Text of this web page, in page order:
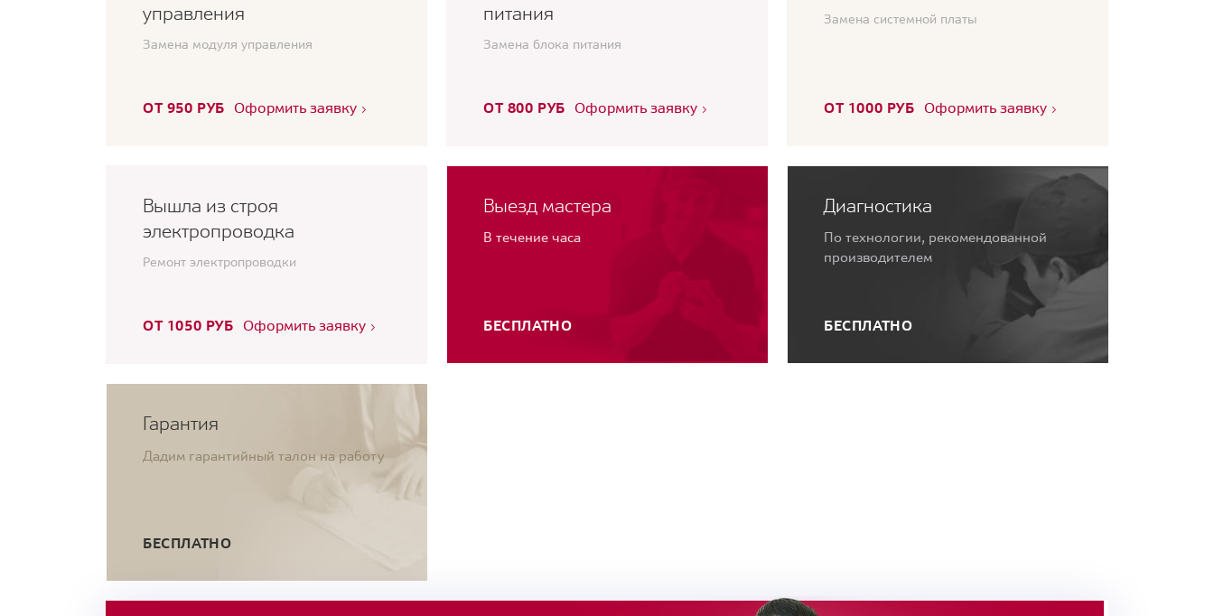
управления
Замена модуля управления
ОТ 950 РУБ Оформить заявку
питания
Замена блока питания
ОТ 800 РУБ Оформить заявку
Замена системной платы
ОТ 1000 РУБ Оформить заявку
Вышла из строя
электропроводка
Ремонт электропроводки
ОТ 1050 РУБ Оформить заявку
Выезд мастера
В течение часа
БЕСПЛАТНО
Диагностика
По технологии, рекомендованной
производителем
БЕСПЛАТНО
Гарантия
Дадим гарантийный талон на работу
БЕСПЛАТНО